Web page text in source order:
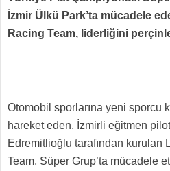
İzmir Ülkü Park’ta mücadele
Racing Team, liderliğini
Otomobil sporlarına yeni sporcu
hareket eden, İzmirli eğitmen
Edremitlioğlu tarafından kurulan
Team, Süper Grup’ta mücadele